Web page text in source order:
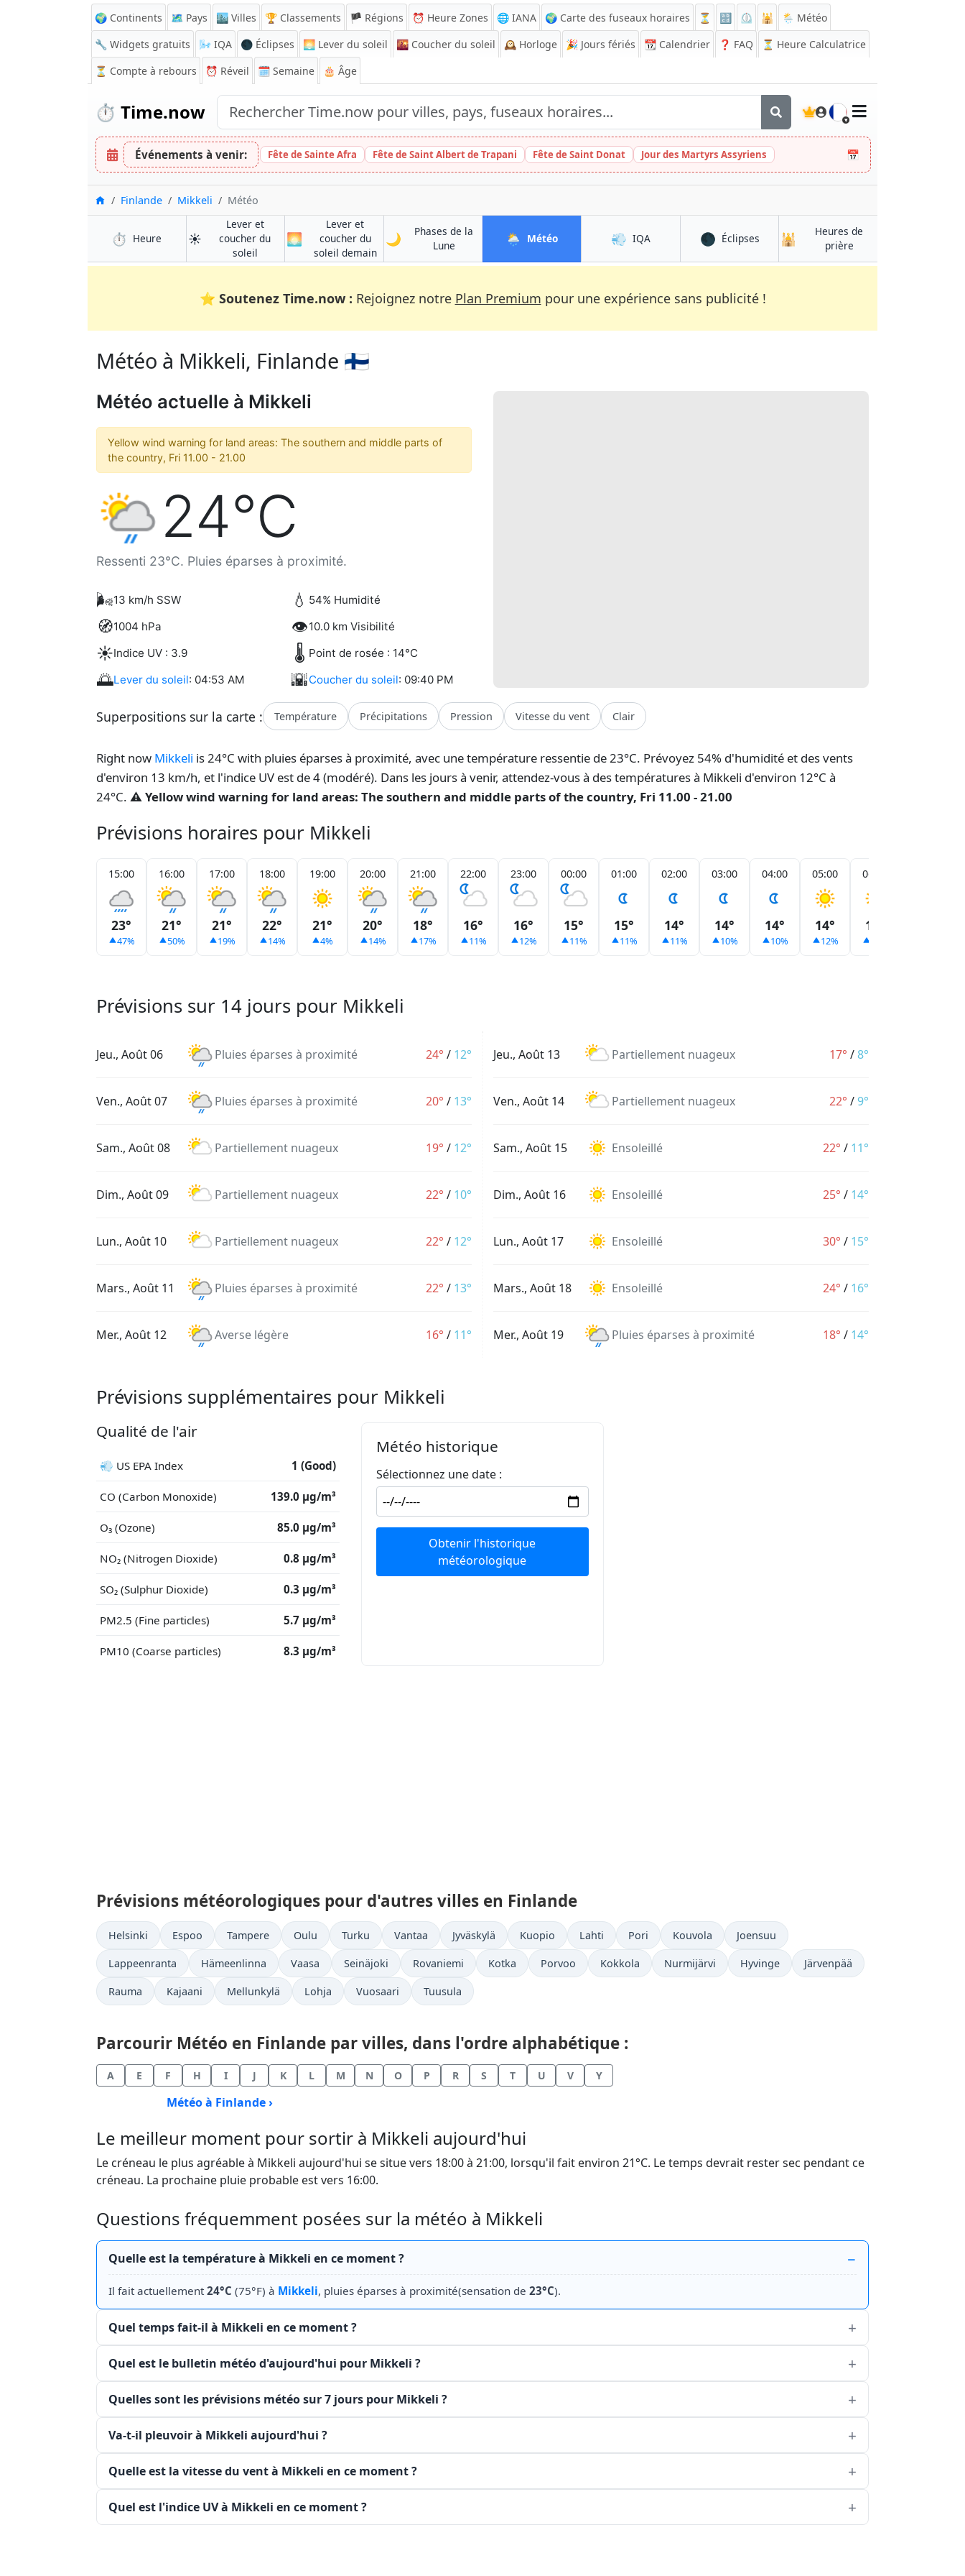
🌍 Continents 🗺️ Pays 🏙️ Villes 🏆 Classements 🏴 Régions ⏰ Heure Zones 🌐 IANA 🌍 Carte des fuseaux horaires ⏳ 🔡 ⏲️ 🕌
🌦️ Météo
🔧 Widgets gratuits
🌬️ IQA 🌑 Éclipses 🌅 Lever du soleil 🌇 Coucher du soleil 🕰️ Horloge 🎉 Jours fériés 📆 Calendrier ❓ FAQ
⏳ Heure Calculatrice
⏳ Compte à rebours ⏰ Réveil 🗓️ Semaine 🎂 Âge
⏱️ Time.now 🇫🇷
Événements à venir: Fête de Sainte Afra Fête de Saint Albert de Trapani Fête de Saint Donat Jour des Martyrs Assyriens 📅
Accueil
Finlande Mikkeli Météo
⏱️ Heure à Mikkeli
☀️
Lever et
coucher du
soleilà Mikkeli
🌅
Lever et
coucher du
soleil demainà Mikkeli
🌙
Phases de la
Luneà Mikkeli 🌦️ Météoà Mikkeli 💨 IQAà Mikkeli 🌑 Éclipsesà Mikkeli
🕌
Heures de
prièreà Mikkeli
⭐ Soutenez Time.now : Rejoignez notre Plan Premium pour une expérience sans publicité !
Météo à Mikkeli, Finlande 🇫🇮
Météo actuelle à Mikkeli
Yellow wind warning for land areas: The southern and middle parts of
the country, Fri 11.00 - 21.00
24°C
Ressenti 23°C. Pluies éparses à proximité.
🌬️13 km/h SSW 💧 54% Humidité
🧭1004 hPa 👁️10.0 km Visibilité
☀️Indice UV : 3.9 🌡️ Point de rosée : 14°C
🌅Lever du soleil: 04:53 AM 🌇Coucher du soleil: 09:40 PM
Superpositions sur la carte : Température Précipitations Pression Vitesse du vent Clair
Right now Mikkeli is 24°C with pluies éparses à proximité, avec une température ressentie de 23°C. Prévoyez 54% d'humidité et des vents
d'environ 13 km/h, et l'indice UV est de 4 (modéré). Dans les jours à venir, attendez-vous à des températures à Mikkeli d'environ 12°C à
24°C. ⚠️ Yellow wind warning for land areas: The southern and middle parts of the country, Fri 11.00 - 21.00
Prévisions horaires pour Mikkeli
15:00
23°
47%
16:00
21°
50%
17:00
21°
19%
18:00
22°
14%
19:00
21°
4%
20:00
20°
14%
21:00
18°
17%
22:00
16°
11%
23:00
16°
12%
00:00
15°
11%
01:00
15°
11%
02:00
14°
11%
03:00
14°
10%
04:00
14°
10%
05:00
14°
12%
06:00
14°
Prévisions sur 14 jours pour Mikkeli
Jeu., Août 06 Pluies éparses à proximité 24° / 12°
Ven., Août 07 Pluies éparses à proximité 20° / 13°
Sam., Août 08 Partiellement nuageux 19° / 12°
Dim., Août 09 Partiellement nuageux 22° / 10°
Lun., Août 10 Partiellement nuageux 22° / 12°
Mars., Août 11 Pluies éparses à proximité 22° / 13°
Mer., Août 12 Averse légère 16° / 11°
Jeu., Août 13 Partiellement nuageux 17° /8°
Ven., Août 14 Partiellement nuageux 22° /9°
Sam., Août 15 Ensoleillé 22° / 11°
Dim., Août 16 Ensoleillé 25° / 14°
Lun., Août 17 Ensoleillé 30° / 15°
Mars., Août 18 Ensoleillé 24° / 16°
Mer., Août 19 Pluies éparses à proximité 18° / 14°
Prévisions supplémentaires pour Mikkeli
Qualité de l'air
💨 US EPA Index 1 (Good)
CO (Carbon Monoxide) 139.0 μg/m³
O₃ (Ozone) 85.0 μg/m³
NO₂ (Nitrogen Dioxide) 0.8 μg/m³
SO₂ (Sulphur Dioxide) 0.3 μg/m³
PM2.5 (Fine particles) 5.7 μg/m³
PM10 (Coarse particles) 8.3 μg/m³
Météo historique
Sélectionnez une date :
Obtenir l'historique
météorologique
Prévisions météorologiques pour d'autres villes en Finlande
Helsinki Espoo Tampere Oulu Turku Vantaa Jyväskylä Kuopio Lahti Pori Kouvola Joensuu
Lappeenranta Hämeenlinna Vaasa Seinäjoki Rovaniemi Kotka Porvoo Kokkola Nurmijärvi Hyvinge Järvenpää
Rauma Kajaani Mellunkylä Lohja Vuosaari Tuusula
Parcourir Météo en Finlande par villes, dans l'ordre alphabétique :
A E F H I J K L M N O P R S T U V Y
Météo à Finlande ›
Le meilleur moment pour sortir à Mikkeli aujourd'hui
Le créneau le plus agréable à Mikkeli aujourd'hui se situe vers 18:00 à 21:00, lorsqu'il fait environ 21°C. Le temps devrait rester sec pendant ce
créneau. La prochaine pluie probable est vers 16:00.
Questions fréquemment posées sur la météo à Mikkeli
Quelle est la température à Mikkeli en ce moment ?
Il fait actuellement24°C (75°F) à Mikkeli, pluies éparses à proximité(sensation de 23°C).
Quel temps fait-il à Mikkeli en ce moment ?
Quel est le bulletin météo d'aujourd'hui pour Mikkeli ?
Quelles sont les prévisions météo sur 7 jours pour Mikkeli ?
Va-t-il pleuvoir à Mikkeli aujourd'hui ?
Quelle est la vitesse du vent à Mikkeli en ce moment ?
Quel est l'indice UV à Mikkeli en ce moment ?